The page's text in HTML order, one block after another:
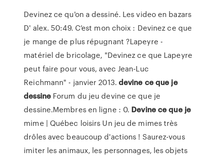
Devinez ce qu'on a dessiné. Les video en bazars
D' alex. 50:49. C’est mon choix : Devinez ce que
je mange de plus répugnant ?Lapeyre -
matériel de bricolage, "Devinez ce que Lapeyre
peut faire pour vous, avec Jean-Luc
Reichmann" - janvier 2013. devine ceque je
dessineForum du jeu devine ce que je
dessine.Membres en ligne : 0. Devinece que je
mime | Québec loisirs Un jeu de mimes très
drôles avec beaucoup d'actions ! Saurez-vous
imiter les animaux, les personnages, les objets